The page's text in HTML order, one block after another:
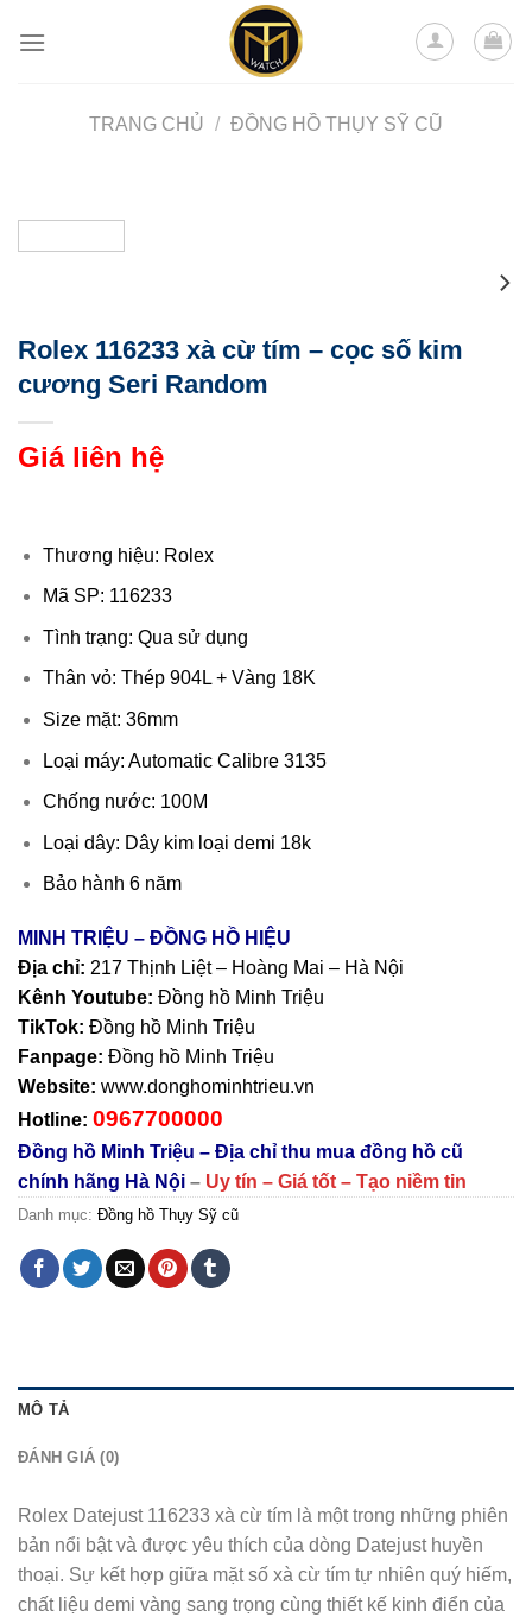
TRANG CHỦ / ĐỒNG HỒ THỤY SỸ CŨ
Rolex 116233 xà cừ tím – cọc số kim
cương Seri Random
Giá liên hệ
Thương hiệu: Rolex
Mã SP: 116233
Tình trạng: Qua sử dụng
Thân vỏ: Thép 904L + Vàng 18K
Size mặt: 36mm
Loại máy: Automatic Calibre 3135
Chống nước: 100M
Loại dây: Dây kim loại demi 18k
Bảo hành 6 năm
MINH TRIỆU – ĐỒNG HỒ HIỆU
Địa chỉ: 217 Thịnh Liệt – Hoàng Mai – Hà Nội
Kênh Youtube: Đồng hồ Minh Triệu
TikTok: Đồng hồ Minh Triệu
Fanpage: Đồng hồ Minh Triệu
Website: www.donghominhtrieu.vn
Hotline: 0967700000
Đồng hồ Minh Triệu – Địa chỉ thu mua đồng hồ cũ
chính hãng Hà Nội – Uy tín – Giá tốt – Tạo niềm tin
Danh mục: Đồng hồ Thụy Sỹ cũ
MÔ TẢ
ĐÁNH GIÁ (0)
Rolex Datejust 116233 xà cừ tím là một trong những phiên
bản nổi bật và được yêu thích của dòng Datejust huyền
thoại. Sự kết hợp giữa mặt số xà cừ tím tự nhiên quý hiếm,
chất liệu demi vàng sang trọng cùng thiết kế kinh điển của